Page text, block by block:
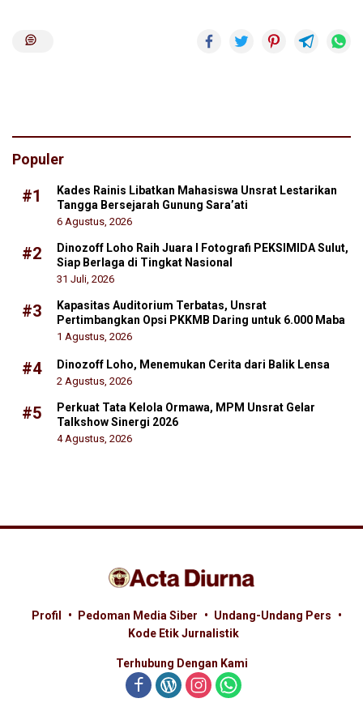
Populer
#1
Kades Rainis Libatkan Mahasiswa Unsrat Lestarikan
Tangga Bersejarah Gunung Sara’ati
6 Agustus, 2026
#2
Dinozoff Loho Raih Juara I Fotografi PEKSIMIDA Sulut,
Siap Berlaga di Tingkat Nasional
31 Juli, 2026
#3
Kapasitas Auditorium Terbatas, Unsrat
Pertimbangkan Opsi PKKMB Daring untuk 6.000 Maba
1 Agustus, 2026
#4 Dinozoff Loho, Menemukan Cerita dari Balik Lensa
2 Agustus, 2026
#5
Perkuat Tata Kelola Ormawa, MPM Unsrat Gelar
Talkshow Sinergi 2026
4 Agustus, 2026
Profil Pedoman Media Siber
Undang-Undang Pers
Kode Etik Jurnalistik
Terhubung Dengan Kami